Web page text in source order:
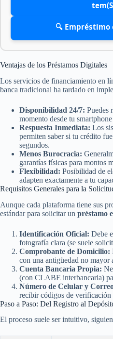
🔍
Ventajas de los Préstamos Digitales
Los servicios de financiamiento en
banca tradicional ha tardado en
Disponibilidad 24/7: Puedes
momento desde tu
Respuesta Inmediata: Los
permiten saber si tu crédito
segundos.
Menos Burocracia:
garantías físicas para montos
Flexibilidad: Posibilidad de
adapten exactamente a tu
Requisitos Generales para la
Aunque cada plataforma tiene sus
estándar para solicitar un préstamo
Identificación Oficial: Debe
fotografía clara (se suele
Comprobante de Domicilio:
con una antigüedad no mayor
Cuenta Bancaria Propia:
(con CLABE interbancaria)
Número de Celular y
recibir códigos de
Paso a Paso: Del Registro al
El proceso suele ser intuitivo,